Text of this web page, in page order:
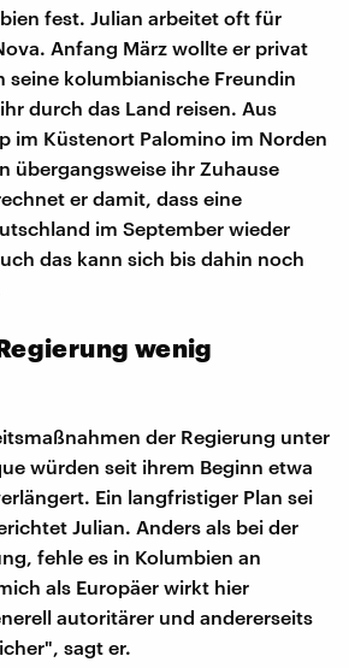
fest. Julian arbeitet oft für
Anfang März wollte er privat
seine kolumbianische Freundin
durch das Land reisen. Aus
im Küstenort Palomino im Norden
übergangsweise ihr Zuhause
er damit, dass eine
im September wieder
das kann sich bis dahin noch
wenig
der Regierung unter
würden seit ihrem Beginn etwa
Ein langfristiger Plan sei
Julian. Anders als bei der
fehle es in Kolumbien an
als Europäer wirkt hier
autoritärer und andererseits
sagt er.